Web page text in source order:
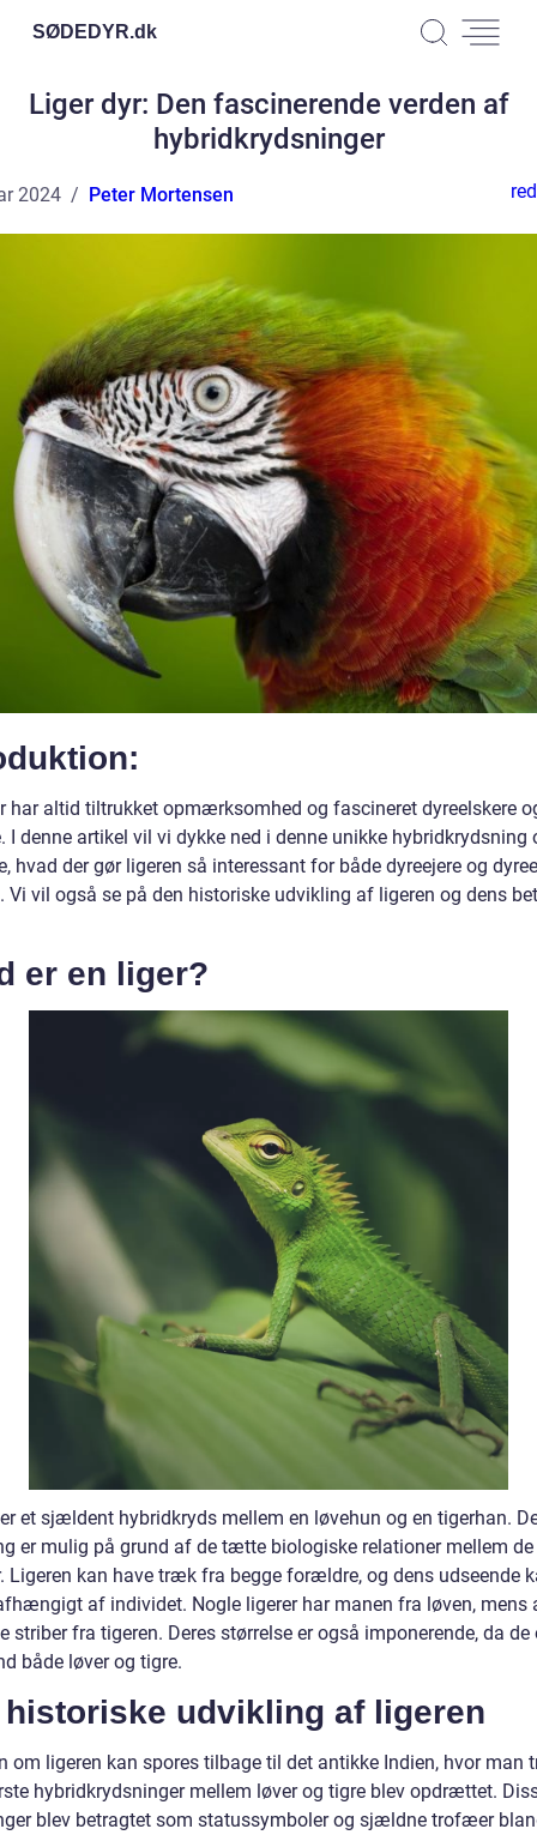
SØDEDYR.dk
Liger dyr: Den fascinerende verden af
hybridkrydsninger
2024 Peter Mortensen
har altid tiltrukket opmærksomhed og fascineret dyreelskere
I denne artikel vil vi dykke ned i denne unikke hybridkrydsning
hvad der gør ligeren så interessant for både dyreejere og
Vi vil også se på den historiske udvikling af ligeren og dens
er en liger?
et sjældent hybridkryds mellem en løvehun og en tigerhan.
er mulig på grund af de tætte biologiske relationer mellem
Ligeren kan have træk fra begge forældre, og dens udseende
af individet. Nogle ligerer har manen fra løven, mens
striber fra tigeren. Deres størrelse er også imponerende, da de
både løver og tigre.
historiske udvikling af ligeren
om ligeren kan spores tilbage til det antikke Indien, hvor man
hybridkrydsninger mellem løver og tigre blev opdrættet.
blev betragtet som statussymboler og sjældne trofæer